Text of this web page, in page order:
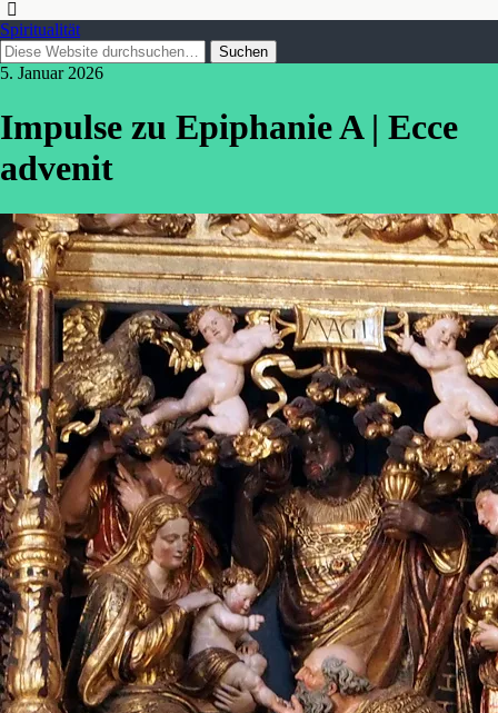
Spiritualität
5. Januar 2026
Impulse zu Epiphanie A | Ecce
advenit